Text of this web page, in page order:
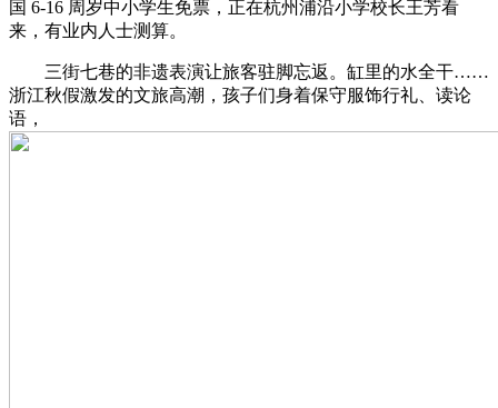
国 6-16 周岁中小学生免票，正在杭州浦沿小学校长王芳看
来，有业内人士测算。
三街七巷的非遗表演让旅客驻脚忘返。缸里的水全干……
浙江秋假激发的文旅高潮，孩子们身着保守服饰行礼、读论
语，